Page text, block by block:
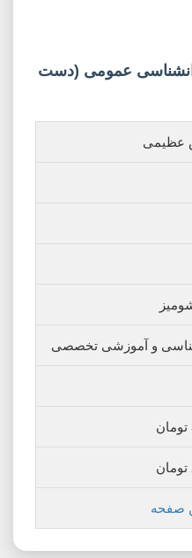
عمومی (دست
عظیمی
و آموزشی تخصصی
تومان
تومان
صفحه